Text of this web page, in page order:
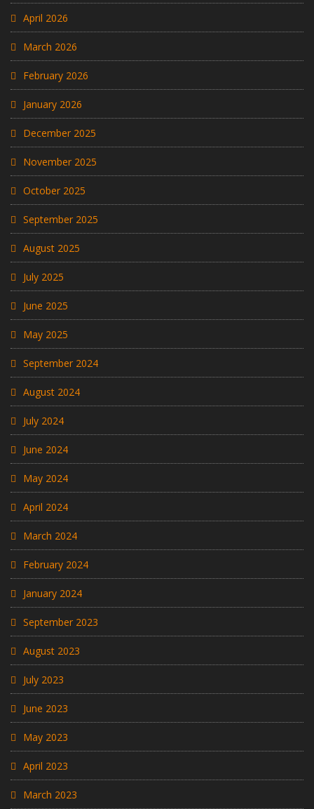
April 2026
March 2026
February 2026
January 2026
December 2025
November 2025
October 2025
September 2025
August 2025
July 2025
June 2025
May 2025
September 2024
August 2024
July 2024
June 2024
May 2024
April 2024
March 2024
February 2024
January 2024
September 2023
August 2023
July 2023
June 2023
May 2023
April 2023
March 2023